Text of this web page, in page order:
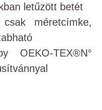
letűzött betét
méretcímke,
OEKO-TEX®N°